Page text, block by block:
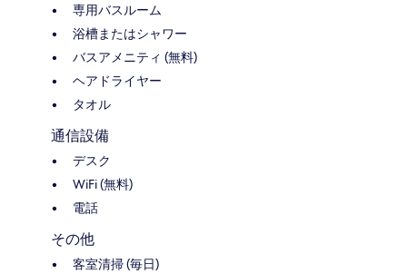
専用バスルーム
浴槽またはシャワー
バスアメニティ (無料)
ヘアドライヤー
タオル
通信設備
デスク
WiFi (無料)
電話
その他
客室清掃 (毎日)